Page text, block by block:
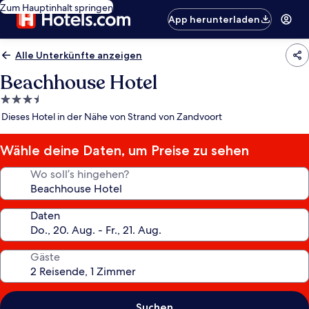
Zum Hauptinhalt springen
App herunterladen
Alle Unterkünfte anzeigen
Beachhouse Hotel
3.5-
Sterne-
Dieses Hotel in der Nähe von Strand von Zandvoort
Wähle deine Daten, um Preise zu sehen
Wo soll’s hingehen?
Daten
Gäste